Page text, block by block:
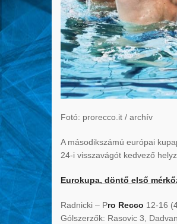
Fotó: prorecco.it / archív
A másodikszámú európai
24-i visszavágót kedvező
Eurokupa, döntő első
Radnicki – Pro Recco 12-16
Gólszerzők: Rasovic 3,